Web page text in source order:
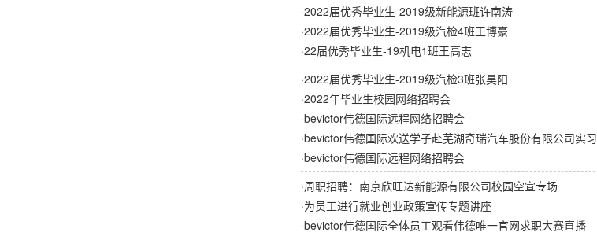
·2022届优秀毕业生-2019级新能源班许南涛
·2022届优秀毕业生-2019级汽检4班王博豪
·22届优秀毕业生-19机电1班王高志
·2022届优秀毕业生-2019级汽检3班张昊阳
·2022年毕业生校园网络招聘会
·bevictor伟德国际远程网络招聘会
·bevictor伟德国际欢送学子赴芜湖奇瑞汽车股份有限公司实习
·bevictor伟德国际远程网络招聘会
·周职招聘：南京欣旺达新能源有限公司校园空宣专场
·为员工进行就业创业政策宣传专题讲座
·bevictor伟德国际全体员工观看伟德唯一官网求职大赛直播